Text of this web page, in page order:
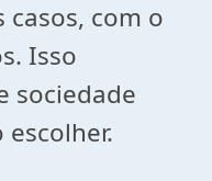
com o
Isso
sociedade